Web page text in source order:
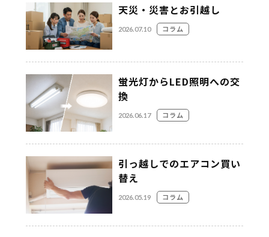
天災・災害とお引越し
2026.07.10 コラム
蛍光灯からLED照明への交
換
2026.06.17 コラム
引っ越しでのエアコン買い
替え
2026.05.19 コラム